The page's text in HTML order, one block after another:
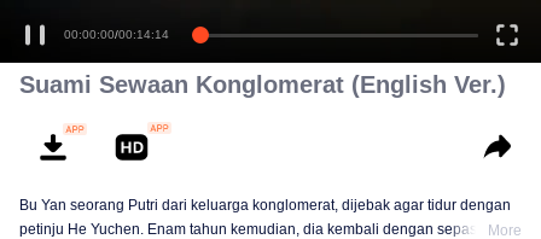
00:00:00/00:14:14
Suami Sewaan Konglomerat (English Ver.)
Bu Yan seorang Putri dari keluarga konglomerat, dijebak agar tidur dengan
petinju He Yuchen. Enam tahun kemudian, dia kembali dengan sepasangMore